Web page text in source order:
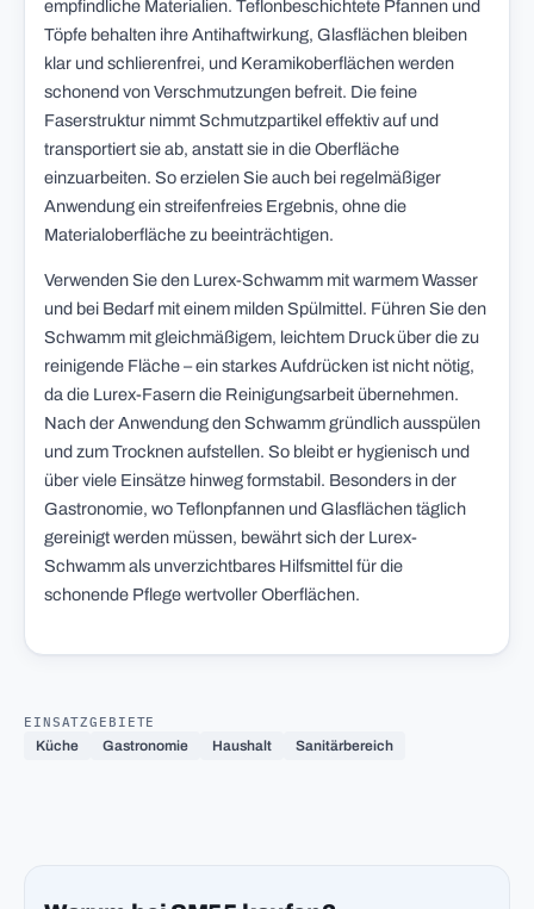
empfindliche Materialien. Teflonbeschichtete Pfannen und
Töpfe behalten ihre Antihaftwirkung, Glasflächen bleiben
klar und schlierenfrei, und Keramikoberflächen werden
schonend von Verschmutzungen befreit. Die feine
Faserstruktur nimmt Schmutzpartikel effektiv auf und
transportiert sie ab, anstatt sie in die Oberfläche
einzuarbeiten. So erzielen Sie auch bei regelmäßiger
Anwendung ein streifenfreies Ergebnis, ohne die
Materialoberfläche zu beeinträchtigen.
Verwenden Sie den Lurex-Schwamm mit warmem Wasser
und bei Bedarf mit einem milden Spülmittel. Führen Sie den
Schwamm mit gleichmäßigem, leichtem Druck über die zu
reinigende Fläche – ein starkes Aufdrücken ist nicht nötig,
da die Lurex-Fasern die Reinigungsarbeit übernehmen.
Nach der Anwendung den Schwamm gründlich ausspülen
und zum Trocknen aufstellen. So bleibt er hygienisch und
über viele Einsätze hinweg formstabil. Besonders in der
Gastronomie, wo Teflonpfannen und Glasflächen täglich
gereinigt werden müssen, bewährt sich der Lurex-
Schwamm als unverzichtbares Hilfsmittel für die
schonende Pflege wertvoller Oberflächen.
EINSATZGEBIETE
Küche
Gastronomie Haushalt Sanitärbereich